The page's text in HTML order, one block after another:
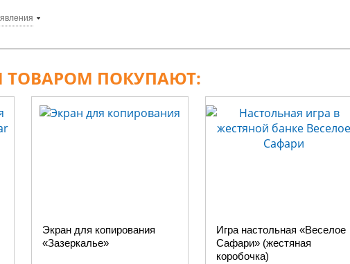
ТОВАРОМ ПОКУПАЮТ:
Экран для копирования
«Зазеркалье»
Игра настольная «Веселое
Сафари» (жестяная
коробочка)